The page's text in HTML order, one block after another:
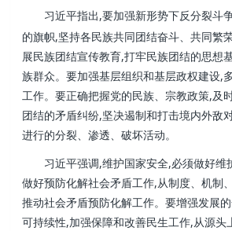
习近平指出,要加强新形势下反分裂斗
的旗帜,坚持各民族共同团结奋斗、共同繁
展民族团结宣传教育,打牢民族团结的思想
族群众。要加强基层组织和基层政权建设,
工作。要正确把握党的民族、宗教政策,及
团结的矛盾纠纷,坚决遏制和打击境内外敌
进行的分裂、渗透、破坏活动。
习近平强调,维护国家安全,必须做好维
做好预防化解社会矛盾工作,从制度、机制
推动社会矛盾预防化解工作。要增强发展的
可持续性,加强保障和改善民生工作,从源头